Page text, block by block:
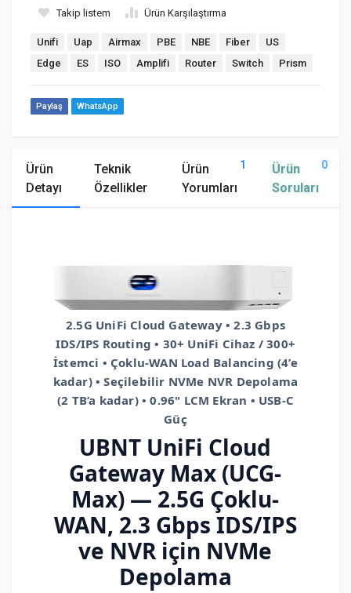
Takip listem Ürün Karşılaştırma
Unifi Uap Airmax PBE NBE Fiber
US
Edge
ES ISO Amplifi Router Switch Prism
Paylaş WhatsApp
Ürün
Detayı
Teknik
Özellikler
Ürün
Yorumları
1
Ürün
Soruları
0
2.5G UniFi Cloud Gateway • 2.3 Gbps
IDS/IPS Routing • 30+ UniFi Cihaz / 300+
İstemci • Çoklu-WAN Load Balancing (4’e
kadar) • Seçilebilir NVMe NVR Depolama
(2 TB’a kadar) • 0.96" LCM Ekran • USB-C
Güç
UBNT UniFi Cloud
Gateway Max (UCG-
Max) — 2.5G Çoklu-
WAN, 2.3 Gbps IDS/IPS
ve NVR için NVMe
Depolama